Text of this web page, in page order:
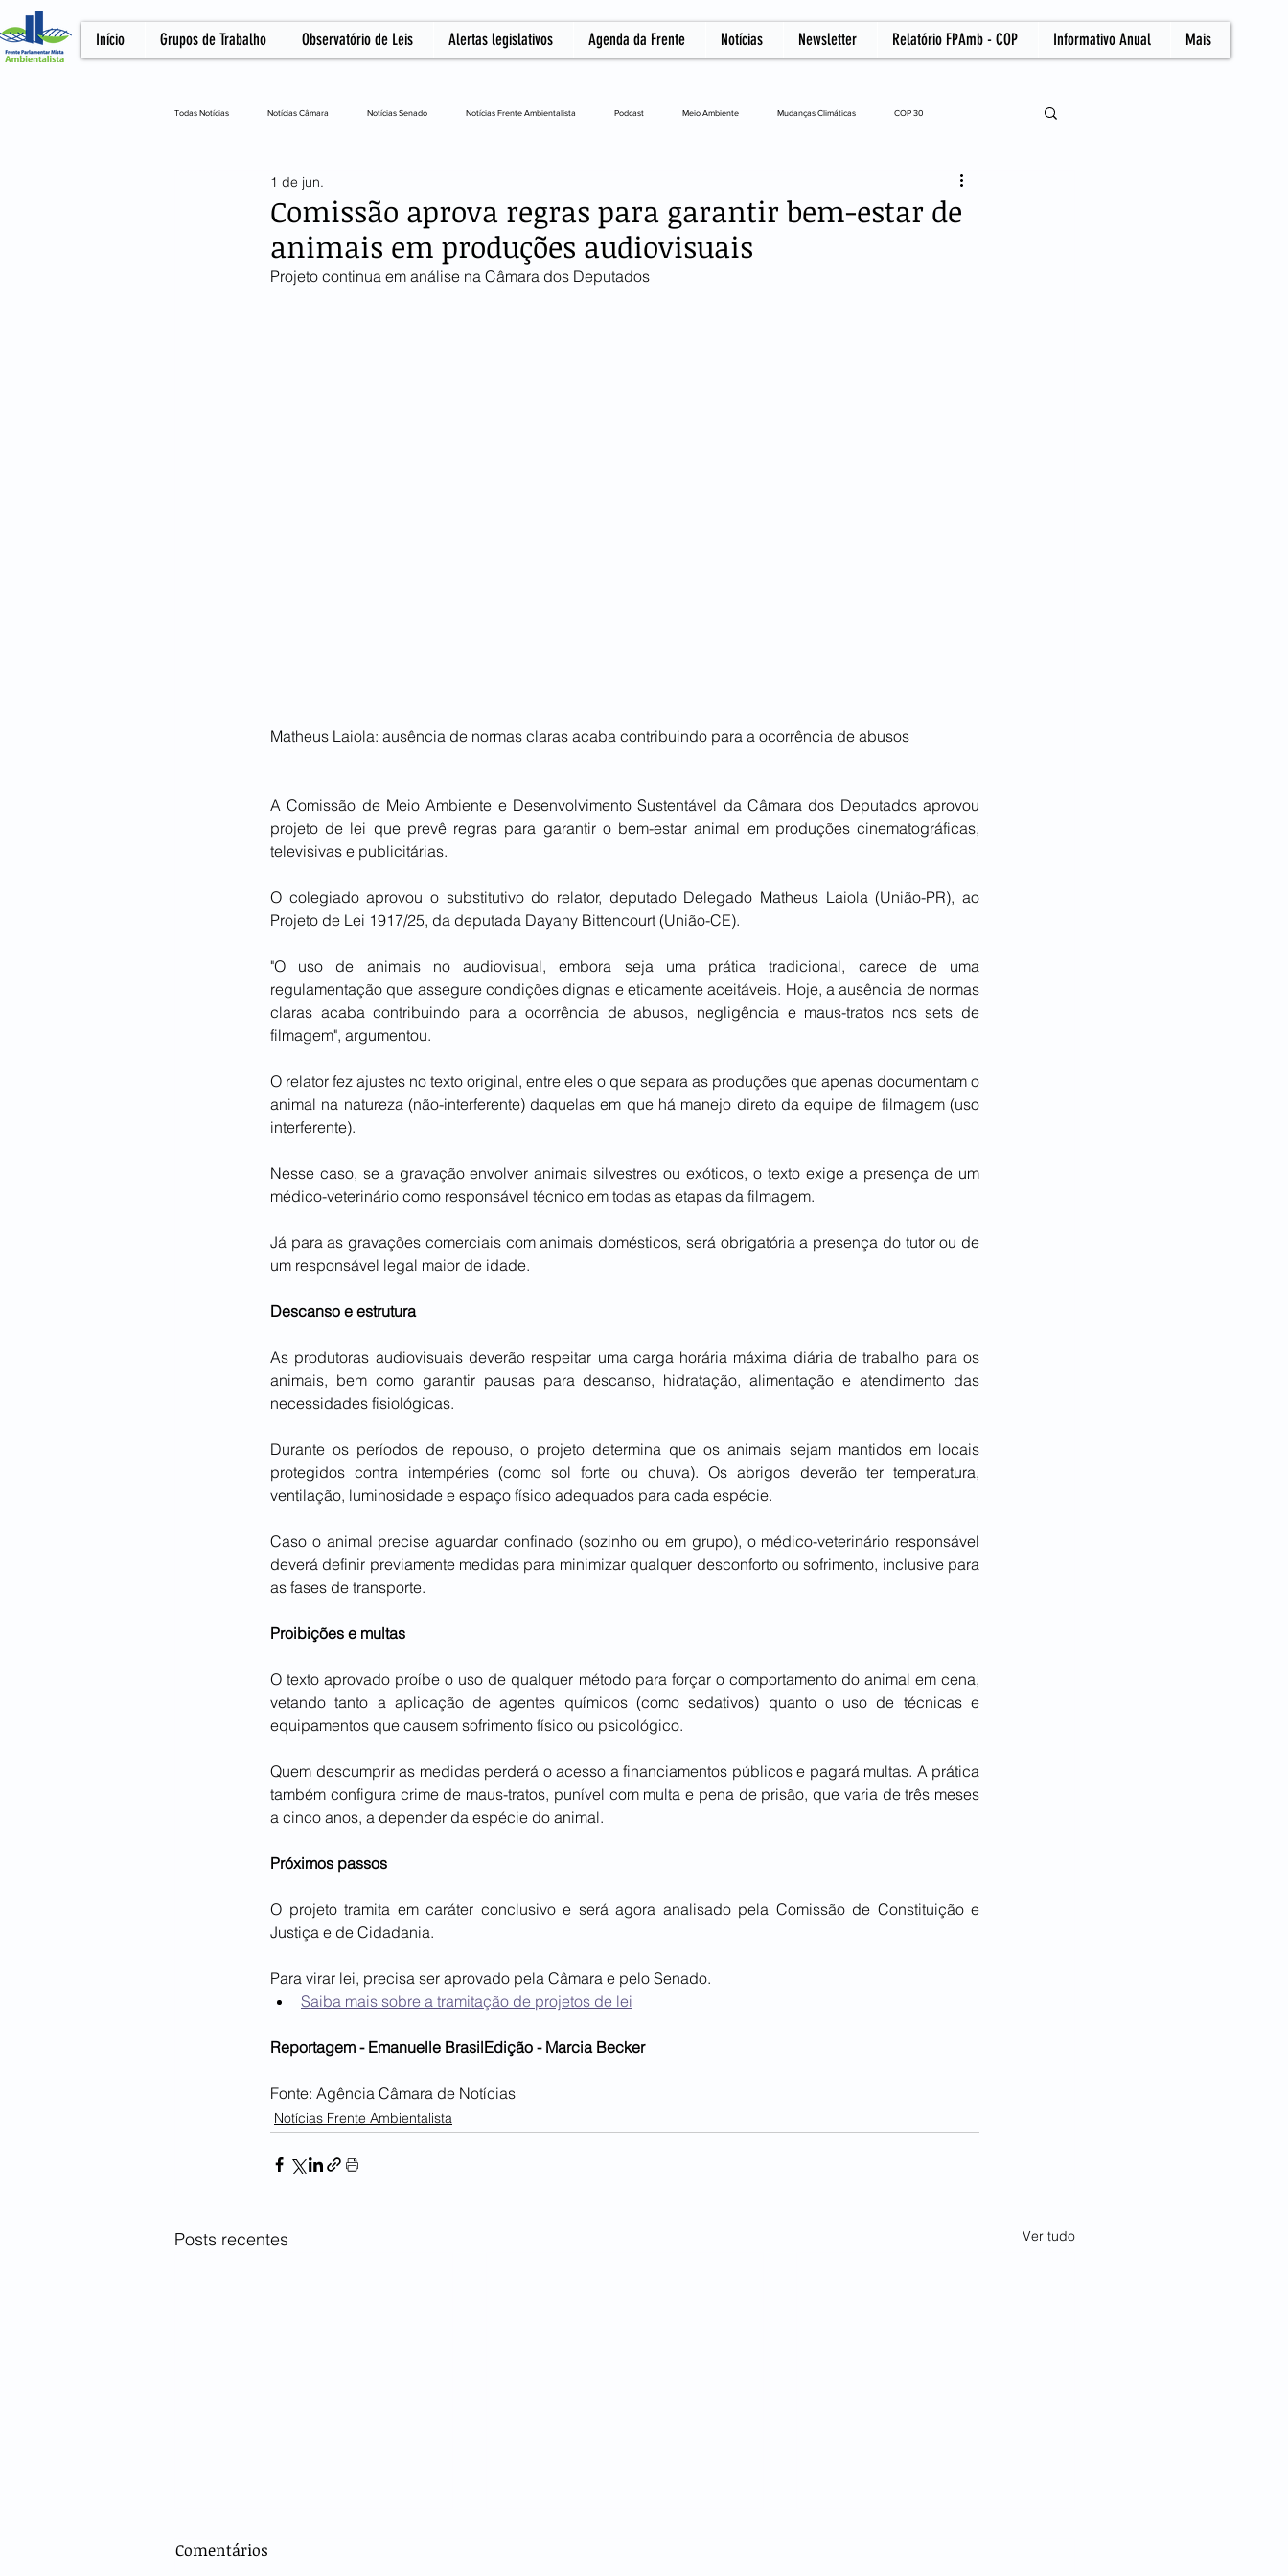
Início Grupos de Trabalho Observatório de Leis Alertas legislativos Agenda da Frente Notícias Newsletter Relatório FPAmb - COP Informativo Anual Mais
Todas Notícias Notícias Câmara Notícias Senado Notícias Frente Ambientalista Podcast Meio Ambiente Mudanças Climáticas COP 30
Artigo
Comissão aprova regras para garantir bem-estar de
animais em produções audiovisuais
1 de jun.
Projeto continua em análise na Câmara dos Deputados
Matheus Laiola: ausência de normas claras acaba contribuindo para a ocorrência de abusos
A Comissão de Meio Ambiente e Desenvolvimento Sustentável da Câmara dos Deputados aprovou
projeto de lei que prevê regras para garantir o bem-estar animal em produções cinematográficas,
televisivas e publicitárias.
O colegiado aprovou o substitutivo do relator, deputado Delegado Matheus Laiola (União-PR), ao
Projeto de Lei 1917/25, da deputada Dayany Bittencourt (União-CE).
"O uso de animais no audiovisual, embora seja uma prática tradicional, carece de uma
regulamentação que assegure condições dignas e eticamente aceitáveis. Hoje, a ausência de normas
claras acaba contribuindo para a ocorrência de abusos, negligência e maus-tratos nos sets de
filmagem", argumentou.
O relator fez ajustes no texto original, entre eles o que separa as produções que apenas documentam o
animal na natureza (não-interferente) daquelas em que há manejo direto da equipe de filmagem (uso
interferente).
Nesse caso, se a gravação envolver animais silvestres ou exóticos, o texto exige a presença de um
médico-veterinário como responsável técnico em todas as etapas da filmagem.
Já para as gravações comerciais com animais domésticos, será obrigatória a presença do tutor ou de
um responsável legal maior de idade.
Descanso e estrutura
As produtoras audiovisuais deverão respeitar uma carga horária máxima diária de trabalho para os
animais, bem como garantir pausas para descanso, hidratação, alimentação e atendimento das
necessidades fisiológicas.
Durante os períodos de repouso, o projeto determina que os animais sejam mantidos em locais
protegidos contra intempéries (como sol forte ou chuva). Os abrigos deverão ter temperatura,
ventilação, luminosidade e espaço físico adequados para cada espécie.
Caso o animal precise aguardar confinado (sozinho ou em grupo), o médico-veterinário responsável
deverá definir previamente medidas para minimizar qualquer desconforto ou sofrimento, inclusive para
as fases de transporte.
Proibições e multas
O texto aprovado proíbe o uso de qualquer método para forçar o comportamento do animal em cena,
vetando tanto a aplicação de agentes químicos (como sedativos) quanto o uso de técnicas e
equipamentos que causem sofrimento físico ou psicológico.
Quem descumprir as medidas perderá o acesso a financiamentos públicos e pagará multas. A prática
também configura crime de maus-tratos, punível com multa e pena de prisão, que varia de três meses
a cinco anos, a depender da espécie do animal.
Próximos passos
O projeto tramita em caráter conclusivo e será agora analisado pela Comissão de Constituição e
Justiça e de Cidadania.
Para virar lei, precisa ser aprovado pela Câmara e pelo Senado.
Saiba mais sobre a tramitação de projetos de lei
Reportagem - Emanuelle BrasilEdição - Marcia Becker
Fonte: Agência Câmara de Notícias
Notícias Frente Ambientalista
Posts recentes Ver tudo
Comentários